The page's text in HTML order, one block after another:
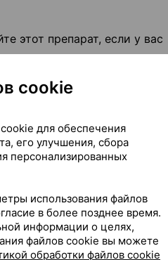
этот препарат, если у вас
сообщите лечащему
с лечащим врачом,
системы крови;
cookie
для обеспечения
его улучшения, сбора
персонализированных
использования файлов
в более позднее время.
информации о целях,
файлов cookie вы можете
обработки файлов cookie